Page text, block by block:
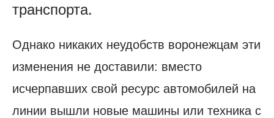
транспорта.
Однако никаких неудобств воронежцам эти
изменения не доставили: вместо
исчерпавших свой ресурс автомобилей на
линии вышли новые машины или техника с